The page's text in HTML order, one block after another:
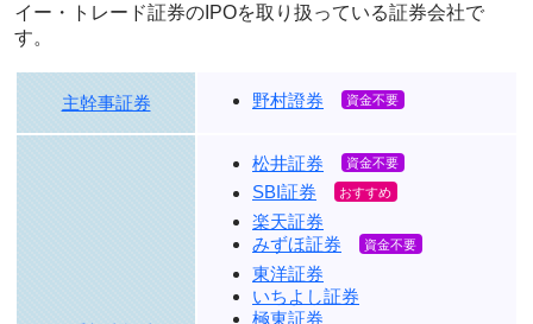
イー・トレード証券のIPOを取り扱っている証券会社で
す。
主幹事証券 野村證券
松井証券
SBI証券
楽天証券
みずほ証券
東洋証券
いちよし証券
極東証券